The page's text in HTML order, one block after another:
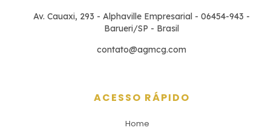
Av. Cauaxi, 293 - Alphaville Empresarial - 06454-943 -
Barueri/SP - Brasil
contato@agmcg.com
ACESSO RÁPIDO
Home